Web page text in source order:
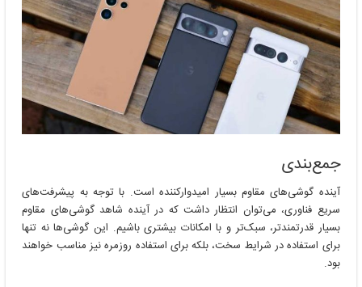
جمع‌بندی
آینده گوشی‌های مقاوم بسیار امیدوارکننده است. با توجه به پیشرفت‌های
سریع فناوری، می‌توان انتظار داشت که در آینده شاهد گوشی‌های مقاوم
بسیار قدرتمندتر، سبک‌تر و با امکانات بیشتری باشیم. این گوشی‌ها نه تنها
برای استفاده در شرایط سخت، بلکه برای استفاده روزمره نیز مناسب خواهند
بود.